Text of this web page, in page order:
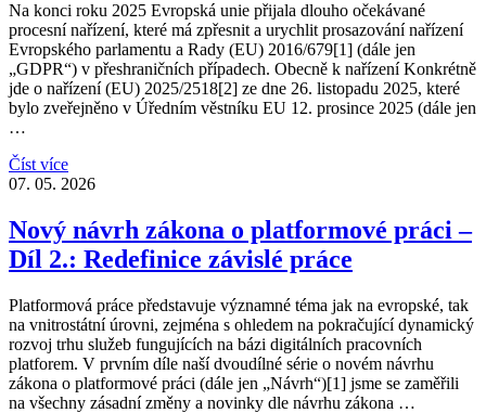
Na konci roku 2025 Evropská unie přijala dlouho očekávané
procesní nařízení, které má zpřesnit a urychlit prosazování nařízení
Evropského parlamentu a Rady (EU) 2016/679[1] (dále jen
„GDPR“) v přeshraničních případech. Obecně k nařízení Konkrétně
jde o nařízení (EU) 2025/2518[2] ze dne 26. listopadu 2025, které
bylo zveřejněno v Úředním věstníku EU 12. prosince 2025 (dále jen
…
Číst více
07. 05. 2026
Nový návrh zákona o platformové práci –
Díl 2.: Redefinice závislé práce
Platformová práce představuje významné téma jak na evropské, tak
na vnitrostátní úrovni, zejména s ohledem na pokračující dynamický
rozvoj trhu služeb fungujících na bázi digitálních pracovních
platforem. V prvním díle naší dvoudílné série o novém návrhu
zákona o platformové práci (dále jen „Návrh“)[1] jsme se zaměřili
na všechny zásadní změny a novinky dle návrhu zákona …